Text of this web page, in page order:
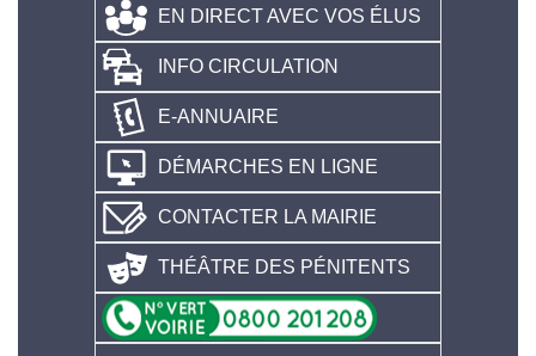
EN DIRECT AVEC VOS ÉLUS
INFO CIRCULATION
E-ANNUAIRE
DÉMARCHES EN LIGNE
CONTACTER LA MAIRIE
THÉÂTRE DES PÉNITENTS